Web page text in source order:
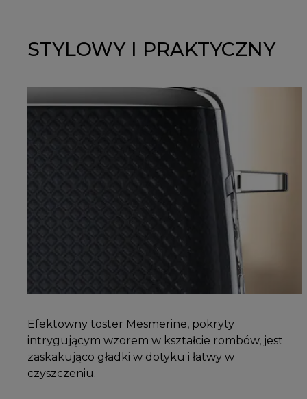
STYLOWY I PRAKTYCZNY
Efektowny toster Mesmerine, pokryty
intrygującym wzorem w kształcie rombów, jest
zaskakująco gładki w dotyku i łatwy w
czyszczeniu.